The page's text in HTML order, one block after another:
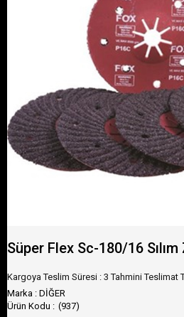
Süper Flex Sc-180/16 Sılım
Kargoya Teslim Süresi : 3 Tahmini Teslimat
Marka : DİĞER
(937)